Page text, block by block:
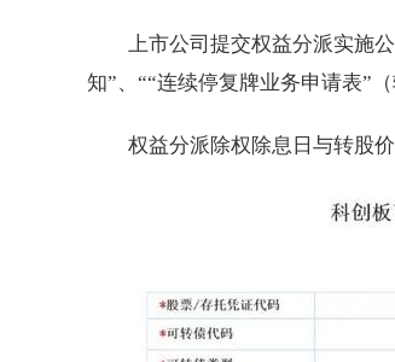
上市公司提交权益分派实施
知”、““连续停复牌业务申请表”
权益分派除权除息日与转股